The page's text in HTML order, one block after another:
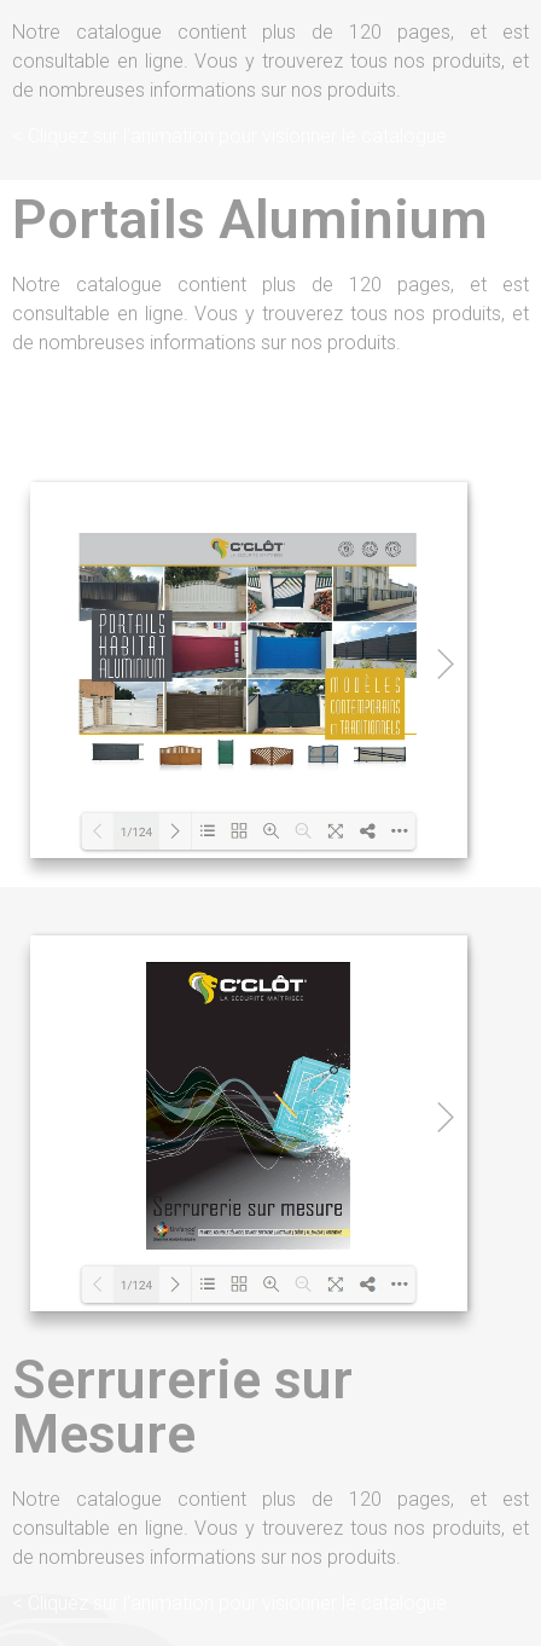
Notre catalogue contient plus de 120 pages, et est
consultable en ligne. Vous y trouverez tous nos produits, et
de nombreuses informations sur nos produits.
Portails Aluminium
Notre catalogue contient plus de 120 pages, et est
consultable en ligne. Vous y trouverez tous nos produits, et
de nombreuses informations sur nos produits.
Serrurerie sur
Mesure
Notre catalogue contient plus de 120 pages, et est
consultable en ligne. Vous y trouverez tous nos produits, et
de nombreuses informations sur nos produits.